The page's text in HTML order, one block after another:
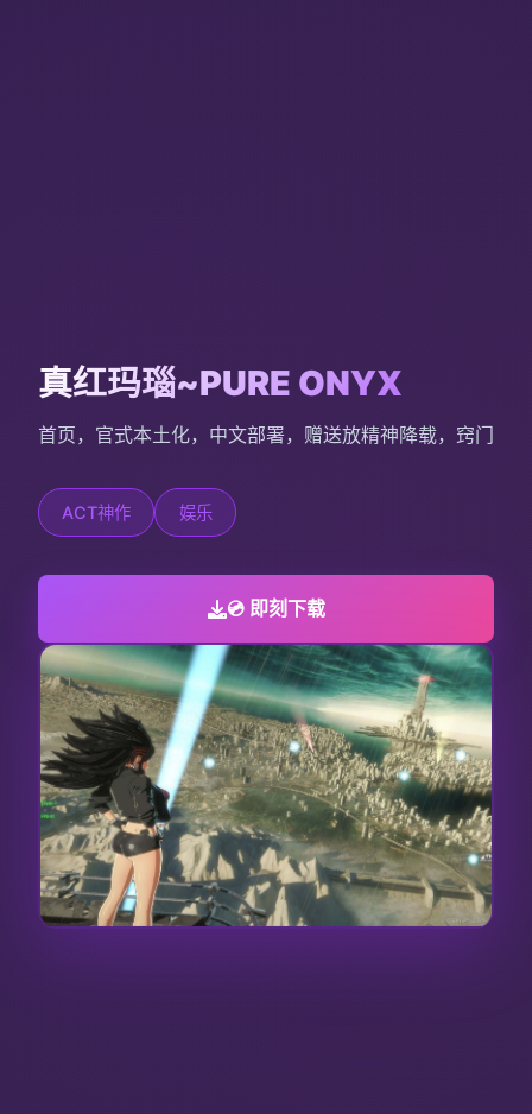
真红玛瑙~PURE ONYX
首页，官式本土化，中文部署，赠送放精神降载，窍门
ACT神作 娱乐
💿 即刻下载